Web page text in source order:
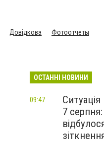
Довідкова Фотоотчеты
ОСТАННІ НОВИНИ
7
09:47